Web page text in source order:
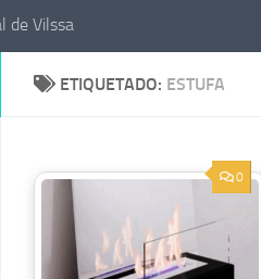
de Vilssa
ETIQUETADO: ESTUFA
0